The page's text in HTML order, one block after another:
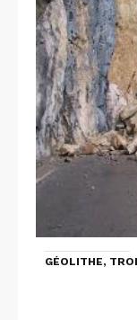
GÉOLITHE,